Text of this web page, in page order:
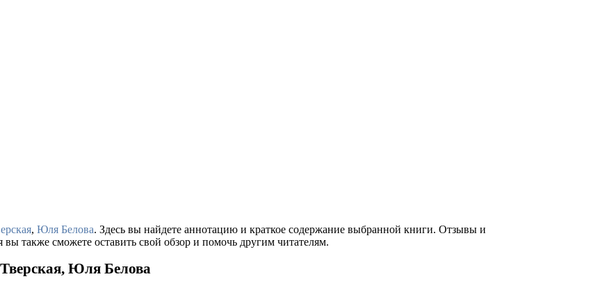
, Юля Белова. Здесь вы найдете аннотацию и краткое содержание выбранной книги. Отзывы и
также сможете оставить свой обзор и помочь другим читателям.
Юля Белова